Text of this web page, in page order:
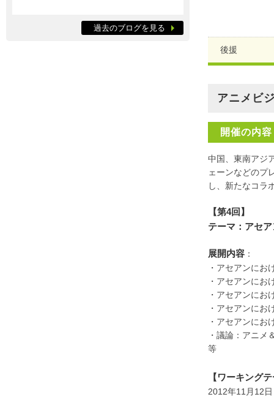
後援
アニメビ
開催の内容
中国、東南アジ
ェーンなどのプ
し、新たなコラ
【第4回】
テーマ：アセ
展開内容 ：
・アセアンにお
・アセアンにお
・アセアンにお
・アセアンにお
・アセアンにお
・議論：アニメ
等
【ワーキング
2012年11月12
過去のブログを見る